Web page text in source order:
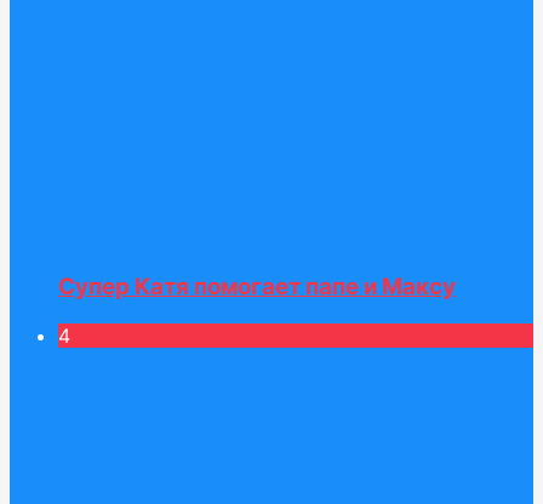
Супер Катя помогает папе и Максу
4